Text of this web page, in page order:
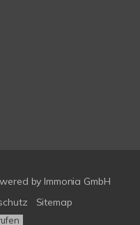
by Immonia GmbH
Sitemap